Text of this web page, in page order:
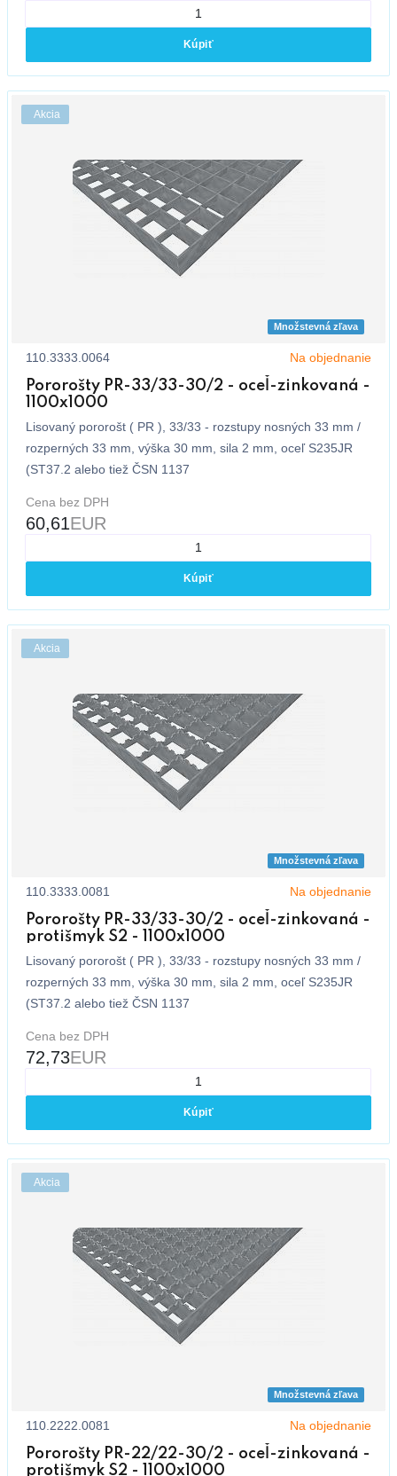
Kúpiť
Akcia
Množstevná zľava
110.3333.0064 Na objednanie
Pororošty PR-33/33-30/2 - oceľ-zinkovaná -
1100x1000
Lisovaný pororošt ( PR ), 33/33 - rozstupy nosných 33 mm /
rozperných 33 mm, výška 30 mm, sila 2 mm, oceľ S235JR
(ST37.2 alebo tiež ČSN 1137
Cena bez DPH
60,61EUR
Kúpiť
Akcia
Množstevná zľava
110.3333.0081 Na objednanie
Pororošty PR-33/33-30/2 - oceľ-zinkovaná -
protišmyk S2 - 1100x1000
Lisovaný pororošt ( PR ), 33/33 - rozstupy nosných 33 mm /
rozperných 33 mm, výška 30 mm, sila 2 mm, oceľ S235JR
(ST37.2 alebo tiež ČSN 1137
Cena bez DPH
72,73EUR
Kúpiť
Akcia
Množstevná zľava
110.2222.0081 Na objednanie
Pororošty PR-22/22-30/2 - oceľ-zinkovaná -
protišmyk S2 - 1100x1000